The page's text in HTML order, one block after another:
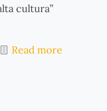
cultura”
Read more